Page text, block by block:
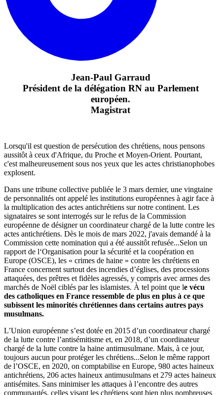
Jean-Paul Garraud
Président de la délégation RN au Parlement
européen.
Magistrat
Lorsqu'il est question de persécution des chrétiens, nous pensons
aussitôt à ceux d'Afrique, du Proche et Moyen-Orient. Pourtant,
c'est malheureusement sous nos yeux que les actes christianophobes
explosent.
Dans une tribune collective publiée le 3 mars dernier, une vingtaine
de personnalités ont appelé les institutions européennes à agir face à
la multiplication des actes antichrétiens sur notre continent. Les
signataires se sont interrogés sur le refus de la Commission
européenne de désigner un coordinateur chargé de la lutte contre les
actes antichrétiens. Dès le mois de mars 2022, j'avais demandé à la
Commission cette nomination qui a été aussitôt refusée...Selon un
rapport de l‘Organisation pour la sécurité et la coopération en
Europe (OSCE), les « crimes de haine » contre les chrétiens en
France concernent surtout des incendies d’églises, des processions
attaquées, des prêtres et fidèles agressés, y compris avec armes des
marchés de Noël ciblés par les islamistes. À tel point que le vécu
des catholiques en France ressemble de plus en plus à ce que
subissent les minorités chrétiennes dans certains autres pays
musulmans.
L’Union européenne s’est dotée en 2015 d’un coordinateur chargé
de la lutte contre l’antisémitisme et, en 2018, d’un coordinateur
chargé de la lutte contre la haine antimusulmane. Mais, à ce jour,
toujours aucun pour protéger les chrétiens...Selon le même rapport
de l’OSCE, en 2020, on comptabilise en Europe, 980 actes haineux
antichrétiens, 206 actes haineux antimusulmans et 279 actes haineux
antisémites. Sans minimiser les attaques à l’encontre des autres
communautés, celles visant les chrétiens sont bien plus nombreuses